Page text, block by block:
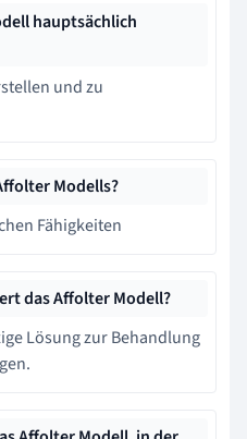
hauptsächlich
und zu
Modells?
Fähigkeiten
das Affolter Modell?
Lösung zur Behandlung